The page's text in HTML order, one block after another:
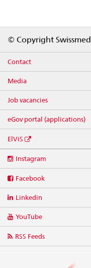
© Copyright
Contact
Media
Job vacancies
eGov portal (applications)
ElViS
media
Instagram
Facebook
Linkedin
YouTube
RSS Feeds